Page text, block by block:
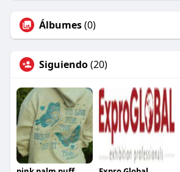
Álbumes(0)
Siguiendo(20)